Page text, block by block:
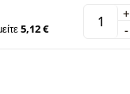
5,12 € -
+